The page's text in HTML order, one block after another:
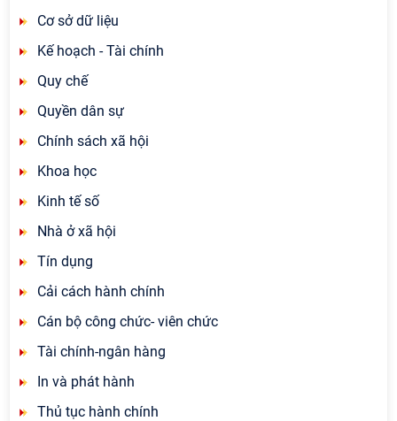
Cơ sở dữ liệu
Kế hoạch - Tài chính
Quy chế
Quyền dân sự
Chính sách xã hội
Khoa học
Kinh tế số
Nhà ở xã hội
Tín dụng
Cải cách hành chính
Cán bộ công chức- viên chức
Tài chính-ngân hàng
In và phát hành
Thủ tục hành chính